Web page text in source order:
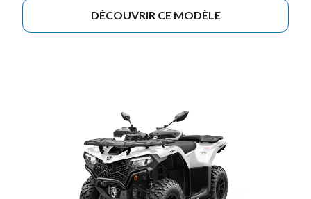
DÉCOUVRIR CE MODÈLE